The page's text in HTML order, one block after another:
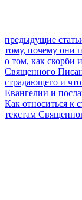
предыдущие
тому, почему они
о том, как скорби
Священного
страдающего и
Евангелии и
Как относиться к
текстам